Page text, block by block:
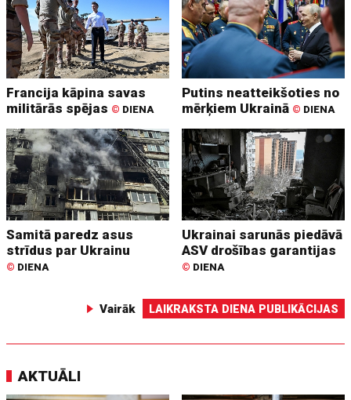
Francija kāpina savas
militārās spējas © DIENA
Putins neatteikšoties no
mērķiem Ukrainā © DIENA
Samitā paredz asus
strīdus par Ukrainu
© DIENA
Ukrainai sarunās piedāvā
ASV drošības garantijas
© DIENA
Vairāk LAIKRAKSTA DIENA PUBLIKĀCIJAS
AKTUĀLI